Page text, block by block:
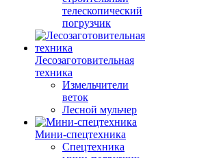
телескопический
погрузчик
Лесозаготовительная
техника
Измельчители
веток
Лесной мульчер
Мини-спецтехника
Спецтехника